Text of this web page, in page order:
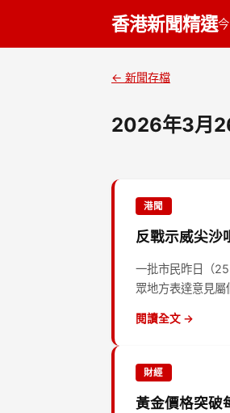
香港新聞精選
← 新聞存檔
2026年3月
港聞
反戰示威尖
一批市民昨日（
眾地方表達意見
閱讀全文 →
財經
黃金價格突